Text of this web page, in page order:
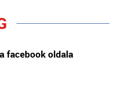
facebook oldala